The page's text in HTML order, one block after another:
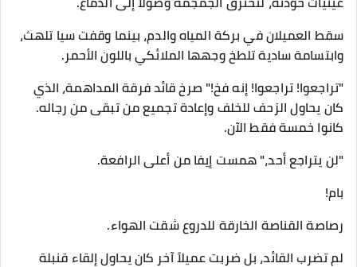
​سقط العميلان في بركة المياه والدم، بينما وقفت سيا تلهث،
وابتسامة سادية تلطخ وجهها الملائكي باللون الأحمر.
​"تراجعوا! تراجعوا! إنه فخ!" صرخ قائد فرقة المداهمة، الذي
كان يحاول الزحف للخلف وإعادة تجميع من تبقى من رجاله.
كانوا خمسة فقط الآن.
​"لن يتراجع أحد،" همست إيفا من أعلى الرافعة.
​بام!
رصاصة القناصة الخارقة للدروع شقت الهواء.
لم تضرب القائد، بل ضربت عميلاً آخر كان يحاول إلقاء قنبلة